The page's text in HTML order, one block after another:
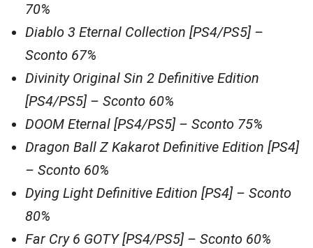
70%
Diablo 3 Eternal Collection [PS4/PS5] –
Sconto 67%
Divinity Original Sin 2 Definitive Edition
[PS4/PS5] – Sconto 60%
DOOM Eternal [PS4/PS5] – Sconto 75%
Dragon Ball Z Kakarot Definitive Edition [PS4]
– Sconto 60%
Dying Light Definitive Edition [PS4] – Sconto
80%
Far Cry 6 GOTY [PS4/PS5] – Sconto 60%